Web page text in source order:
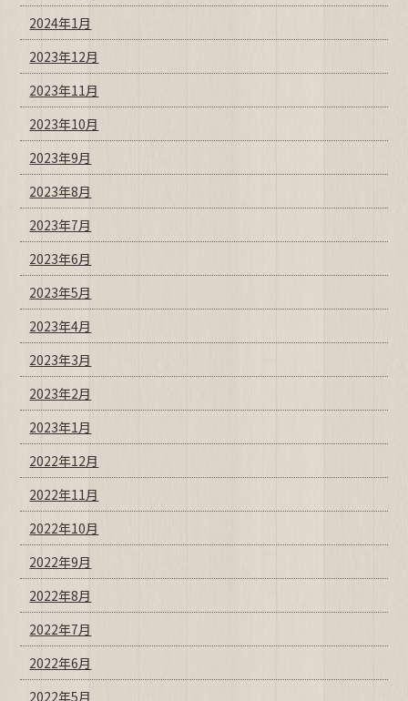
2024年1月
2023年12月
2023年11月
2023年10月
2023年9月
2023年8月
2023年7月
2023年6月
2023年5月
2023年4月
2023年3月
2023年2月
2023年1月
2022年12月
2022年11月
2022年10月
2022年9月
2022年8月
2022年7月
2022年6月
2022年5月